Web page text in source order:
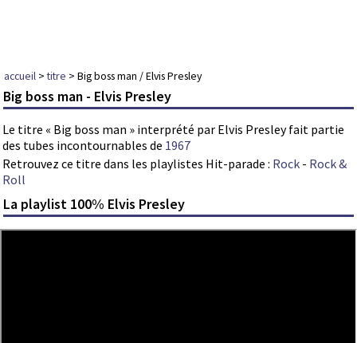
accueil >titre > Big boss man / Elvis Presley
Big boss man - Elvis Presley
Le titre « Big boss man » interprété par Elvis Presley fait partie
des tubes incontournables de 1967
Retrouvez ce titre dans les playlistes Hit-parade : Rock - Rock &
Roll
La playlist 100% Elvis Presley